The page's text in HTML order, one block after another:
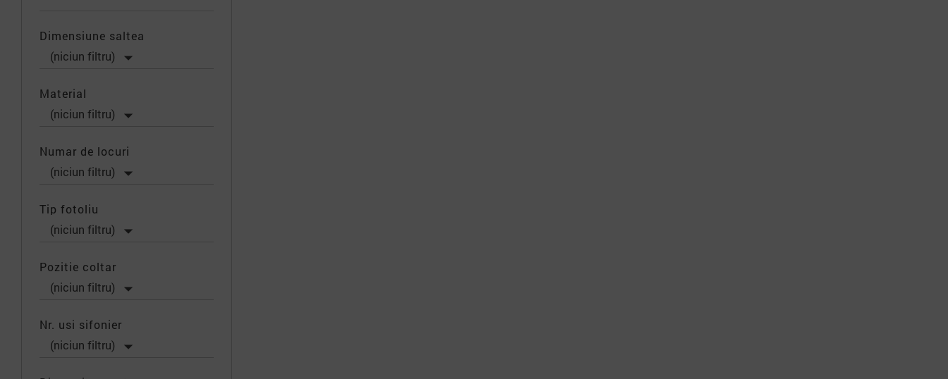
Dimensiune saltea
(niciun filtru)

Material
(niciun filtru)

Numar de locuri
(niciun filtru)

Tip fotoliu
(niciun filtru)

Pozitie coltar
(niciun filtru)

Nr. usi sifonier
(niciun filtru)
